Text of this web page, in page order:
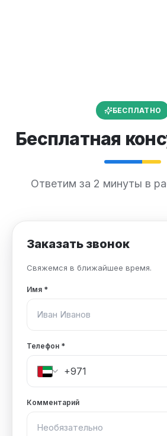
БЕСПЛАТНО
Бесплатная
Ответим за 2 минуты в
Заказать звонок
Свяжемся в ближайшее время.
Имя *
Телефон *
Комментарий